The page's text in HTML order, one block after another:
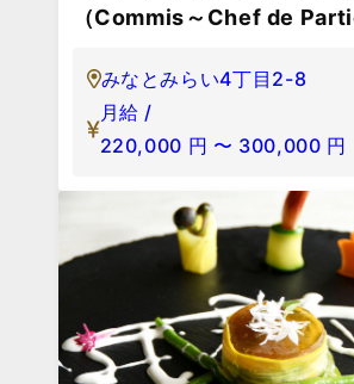
（Commis～Chef de
みなとみらい4丁目2-8
月給 /
220,000 円 〜 300,000 円